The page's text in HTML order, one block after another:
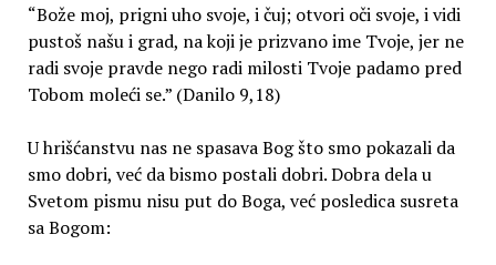
“Bože moj, prigni uho svoje, i čuj; otvori oči svoje, i vidi
pustoš našu i grad, na koji je prizvano ime Tvoje, jer ne
radi svoje pravde nego radi milosti Tvoje padamo pred
Tobom moleći se.” (Danilo 9,18)
U hrišćanstvu nas ne spasava Bog što smo pokazali da
smo dobri, već da bismo postali dobri. Dobra dela u
Svetom pismu nisu put do Boga, već posledica susreta
sa Bogom: